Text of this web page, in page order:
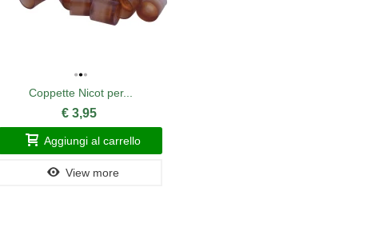
Coppette Nicot per...
€ 3,95
Aggiungi al carrello
View more